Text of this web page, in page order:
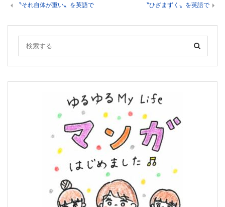
〝それ自体が重い〟を英語で 〝ひざまずく〟を英語で